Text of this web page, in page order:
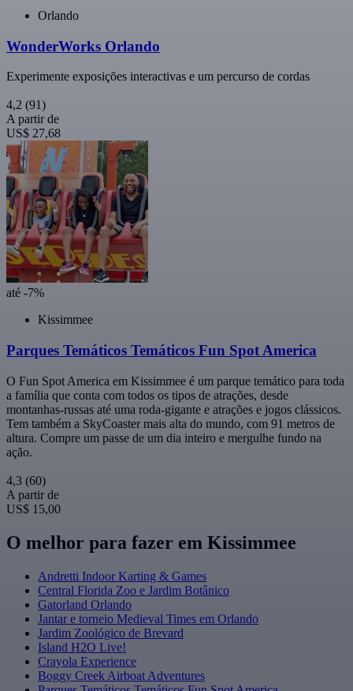
Orlando
WonderWorks Orlando
Experimente exposições interactivas e um percurso de cordas
4,2 (91)
A partir de
US$ 27,68
até -7%
Kissimmee
Parques Temáticos Temáticos Fun Spot America
O Fun Spot America em Kissimmee é um parque temático para toda
a família que conta com todos os tipos de atrações, desde
montanhas-russas até uma roda-gigante e atrações e jogos clássicos.
Tem também a SkyCoaster mais alta do mundo, com 91 metros de
altura. Compre um passe de um dia inteiro e mergulhe fundo na
ação.
4,3 (60)
A partir de
US$ 15,00
O melhor para fazer em Kissimmee
Andretti Indoor Karting & Games
Central Florida Zoo e Jardim Botânico
Gatorland Orlando
Jantar e torneio Medieval Times em Orlando
Jardim Zoológico de Brevard
Island H2O Live!
Crayola Experience
Boggy Creek Airboat Adventures